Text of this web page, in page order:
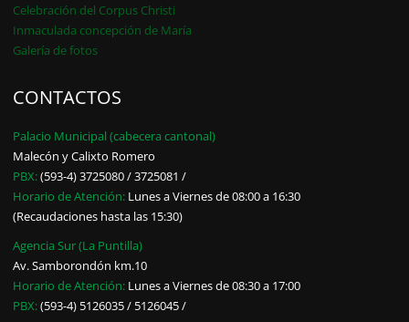
Celebración del Corpus Christi
Inmaculada concepción de María
Galería de fotos
CONTACTOS
Palacio Municipal (cabecera cantonal)
Malecón y Calixto Romero
PBX:(593-4) 3725080 / 3725081 /
Horario de Atención: Lunes a Viernes de 08:00 a 16:30
(Recaudaciones hasta las 15:30)
Agencia Sur (La Puntilla)
Av. Samborondón km.10
Horario de Atención: Lunes a Viernes de 08:30 a 17:00
PBX:(593-4) 5126035 / 5126045 /